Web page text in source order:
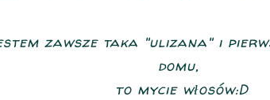
zawsze taka "ulizana" i
domu,
to mycie włosów:D